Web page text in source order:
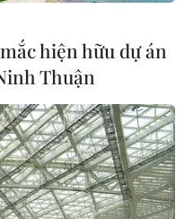
TÁM, KHÚC THANH
định sử dụng
trợ
cáo
hiện hữu dự án
Thuận